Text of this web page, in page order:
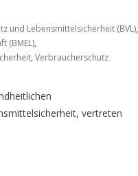
und Lebensmittelsicherheit (BVL),
(BMEL),
, Verbraucherschutz
vertreten